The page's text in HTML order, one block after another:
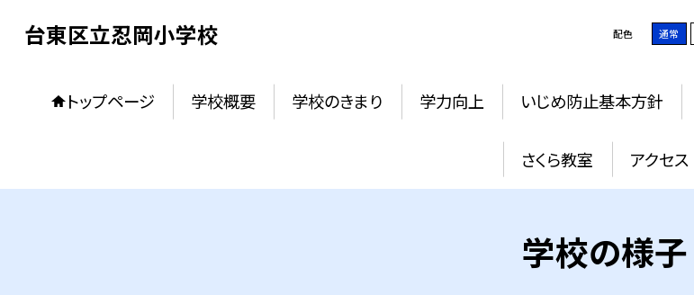
台東区立忍岡小学校 配色 通常
トップページ 学校概要 学校のきまり 学力向上 いじめ防止基本方針
さくら教室 アクセス
学校の様子